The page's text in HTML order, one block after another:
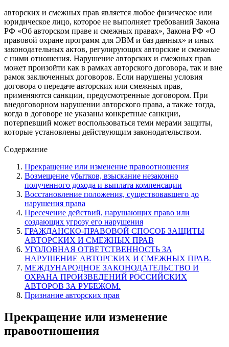
авторских и смежных прав является любое физическое или
юридическое лицо, которое не выполняет требований Закона
РФ «Об авторском праве и смежных правах», Закона РФ «О
правовой охране программ для ЭВМ и баз данных» и иных
законодательных актов, регулирующих авторские и смежные
с ними отношения. Нарушение авторских и смежных прав
может произойти как в рамках авторского договора, так и вне
рамок заключенных договоров. Если нарушены условия
договора о передаче авторских или смежных прав,
применяются санкции, предусмотренные договором. При
внедоговорном нарушении авторского права, а также тогда,
когда в договоре не указаны конкретные санкции,
потерпевший может воспользоваться теми мерами защиты,
которые установлены действующим законодательством.
Содержание
Прекращение или изменение правоотношения
Возмещение убытков, взыскание незаконно
полученного дохода и выплата компенсации
Восстановление положения, существовавшего до
нарушения права
Пресечение действий, нарушающих право или
создающих угрозу его нарушения
ГРАЖДАНСКО-ПРАВОВОЙ СПОСОБ ЗАЩИТЫ
АВТОРСКИХ И СМЕЖНЫХ ПРАВ
УГОЛОВНАЯ ОТВЕТСТВЕННОСТЬ ЗА
НАРУШЕНИЕ АВТОРСКИХ И СМЕЖНЫХ ПРАВ.
МЕЖДУНАРОДНОЕ ЗАКОНОДАТЕЛЬСТВО И
ОХРАНА ПРОИЗВЕДЕНИЙ РОССИЙСКИХ
АВТОРОВ ЗА РУБЕЖОМ.
Признание авторских прав
Прекращение или изменение
правоотношения